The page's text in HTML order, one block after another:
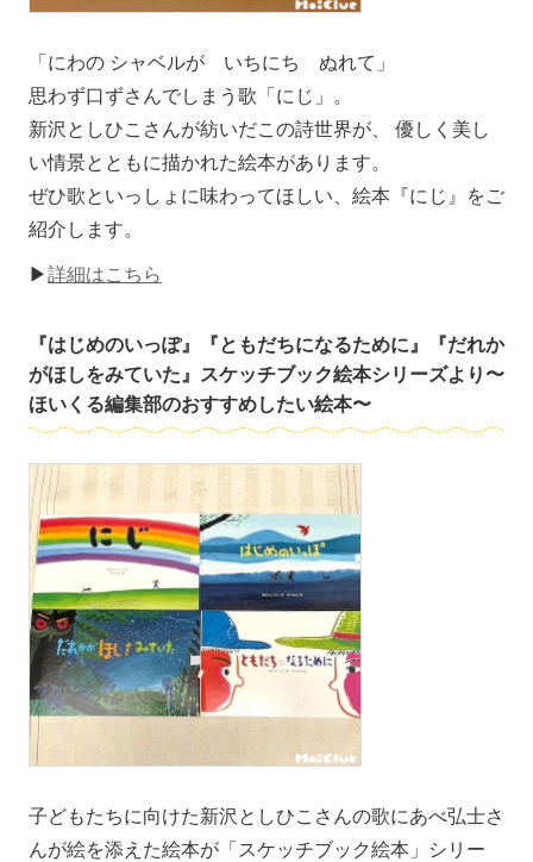
「にわの シャベルが いちにち ぬれて」
思わず口ずさんでしまう歌「にじ」。
新沢としひこさんが紡いだこの詩世界が、 優しく美し
い情景とともに描かれた絵本があります。
ぜひ歌といっしょに味わってほしい、絵本『にじ』をご
紹介します。
▶詳細はこちら
『はじめのいっぽ』『ともだちになるために』『だれか
がほしをみていた』スケッチブック絵本シリーズより〜
ほいくる編集部のおすすめしたい絵本〜
子どもたちに向けた新沢としひこさんの歌にあべ弘士さ
んが絵を添えた絵本が「スケッチブック絵本」シリー